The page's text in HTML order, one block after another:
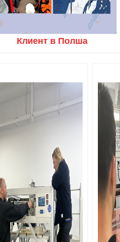
Клиент в Полша